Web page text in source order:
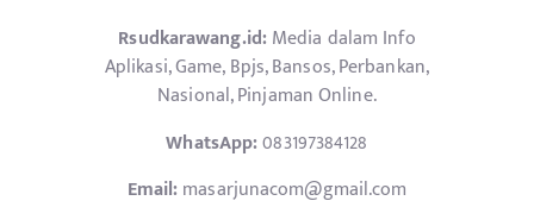
Rsudkarawang.id:Media dalam Info
Aplikasi, Game, Bpjs, Bansos, Perbankan,
Nasional, Pinjaman Online.
WhatsApp:083197384128
Email:masarjunacom@gmail.com